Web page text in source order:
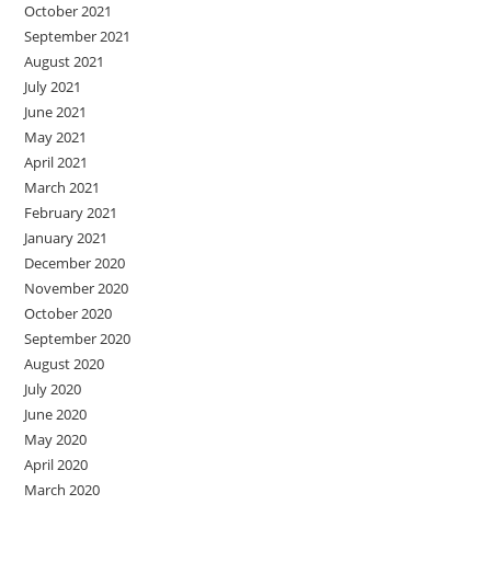
October 2021
September 2021
August 2021
July 2021
June 2021
May 2021
April 2021
March 2021
February 2021
January 2021
December 2020
November 2020
October 2020
September 2020
August 2020
July 2020
June 2020
May 2020
April 2020
March 2020